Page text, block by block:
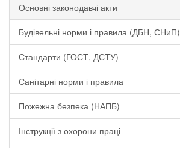
Основні законодавчі акти
Будівельні норми і правила (ДБН, СНиП)
Стандарти (ГОСТ, ДСТУ)
Санітарні норми і правила
Пожежна безпека (НАПБ)
Інструкції з охорони праці